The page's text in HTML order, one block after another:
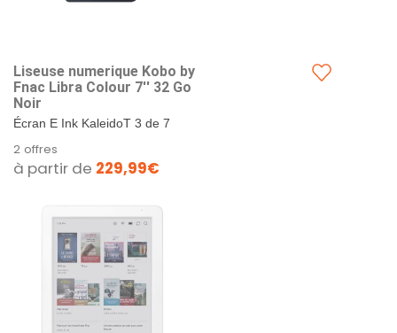
Liseuse numerique Kobo by
Fnac Libra Colour 7'' 32 Go
Noir
Écran E Ink KaleidoT 3 de 7
sombre / Entièrement
étanche*norme IPX8. Étanche
2 offres
à partir de 229,99€